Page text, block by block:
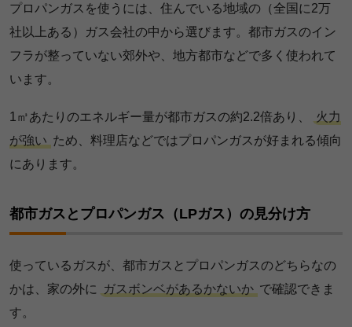
プロパンガスを使うには、住んでいる地域の（全国に2万
社以上ある）ガス会社の中から選びます。都市ガスのイン
フラが整っていない郊外や、地方都市などで多く使われて
います。
1㎥あたりのエネルギー量が都市ガスの約2.2倍あり、
火力
が強い ため、料理店などではプロパンガスが好まれる傾向
にあります。
都市ガスとプロパンガス（LPガス）の見分け方
使っているガスが、都市ガスとプロパンガスのどちらなの
かは、家の外に
ガスボンベがあるかないか で確認できま
す。